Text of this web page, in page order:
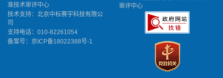
准技术审评中心
技术支持：北京中标赛宇科技有限公
司
支持电话：010-82261054
备案号： 京ICP备18022388号-1
审评中心